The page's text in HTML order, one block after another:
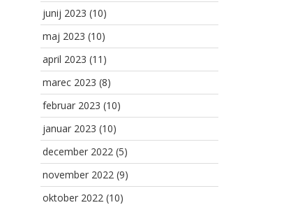
junij 2023 (10)
maj 2023 (10)
april 2023 (11)
marec 2023 (8)
februar 2023 (10)
januar 2023 (10)
december 2022 (5)
november 2022 (9)
oktober 2022 (10)